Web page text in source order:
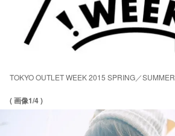
TOKYO OUTLET WEEK 2015 SPRING／SUMMER
( 画像1/4 )